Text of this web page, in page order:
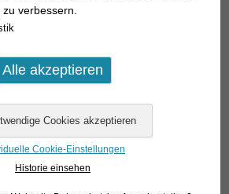
verbessern.
Cookie-Einstellungen
Historie einsehen